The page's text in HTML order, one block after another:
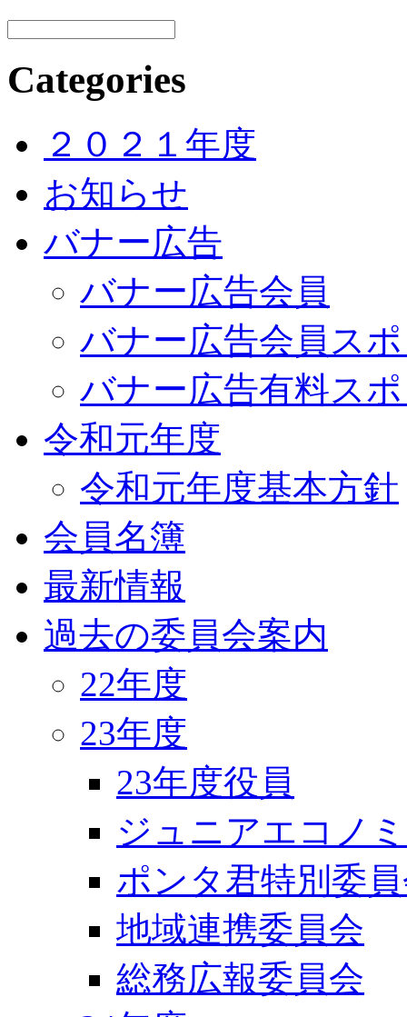
Categories
２０２１年度
お知らせ
バナー広告
バナー広告会員
バナー広告会員ス
バナー広告有料ス
令和元年度
令和元年度基本方針
会員名簿
最新情報
過去の委員会案内
22年度
23年度
23年度役員
ジュニアエコノ
ポンタ君特別委
地域連携委員会
総務広報委員会